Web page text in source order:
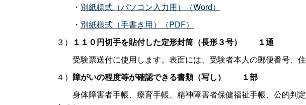
・ 別紙様式（パソコン入力用）（Word）
・ 別紙様式（手書き用）（PDF）
３）
１１０円切手を貼付した定形封筒（長形３号）
１通
受験票送付に使用します。表面には、受験者本人の郵便番号、
４） 障がいの程度等が確認できる書類（写し）
１部
身体障害者手帳、療育手帳、精神障害者保健福祉手帳、公的判